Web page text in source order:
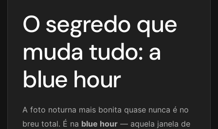
O segredo que
muda tudo: a
blue hour
A foto noturna mais bonita quase nunca é no
breu total. É na blue hour — aquela janela de